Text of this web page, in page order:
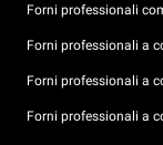
Forni professionali
Forni professionali a
Forni professionali a
Forni professionali a